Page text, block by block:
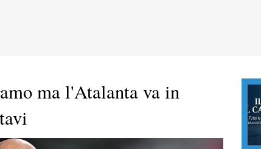
ma l'Atalanta va in